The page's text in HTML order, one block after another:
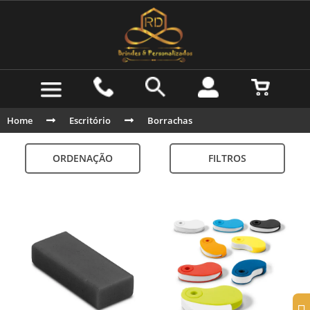
Home Escritório Borrachas
ORDENAÇÃO FILTROS